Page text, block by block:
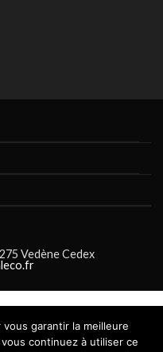
Vedène Cedex
garantir la meilleure
continuez à utiliser ce